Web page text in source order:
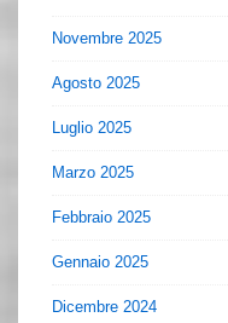
Novembre 2025
Agosto 2025
Luglio 2025
Marzo 2025
Febbraio 2025
Gennaio 2025
Dicembre 2024